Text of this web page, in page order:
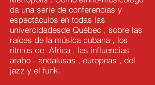
da una serie de conferencias y
espectáculos en todas las
univercidadesde Québec , sobre las
raíces de la música cubana , los
ritmos de Africa , las influencias
arabo - andalusas , europeas , del
jazz y el funk.